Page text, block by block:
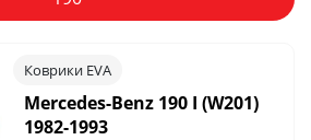
Коврики EVA
Mercedes-Benz 190 I (W201)
1982-1993